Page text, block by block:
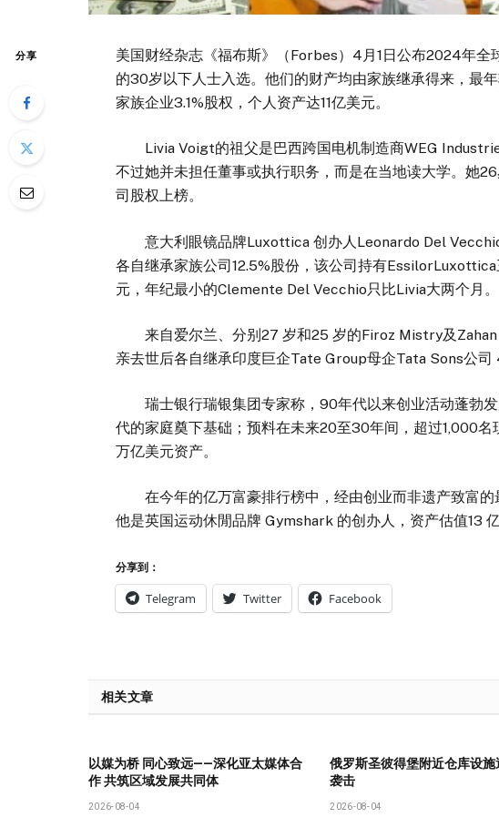
分享
美国财经杂志《福布斯》（Forbes）4月1日公布2024年全
的30岁以下人士入选。他们的财产均由家族继承得来，最
家族企业3.1%股权，个人资产达11亿美元。
Livia Voigt的祖父是巴西跨国电机制造商WEG
不过她并未担任董事或执行职务，而是在当地读大学。她
司股权上榜。
意大利眼镜品牌Luxottica 创办人Leonardo Del
各自继承家族公司12.5%股份，该公司持有
元，年纪最小的Clemente Del Vecchio只比Livia大两个月。
来自爱尔兰、分别27 岁和25 岁的Firoz Mistry及Zahan
亲去世后各自继承印度巨企Tate Group母企Tata Sons公司
瑞士银行瑞银集团专家称，90年代以来创业活动蓬勃发
代的家庭奠下基础；预料在未来20至30年间，超过1,000
万亿美元资产。
在今年的亿万富豪排行榜中，经由创业而非遗产致富的
他是英国运动休閒品牌 Gymshark 的创办人，资产估值13 亿
分享到：
Telegram Twitter Facebook
相关文章
以媒为桥 同心致远——深化亚太媒体合
作 共筑区域发展共同体
2026-08-04
俄罗斯圣彼得堡附近仓库设施
袭击
2026-08-04